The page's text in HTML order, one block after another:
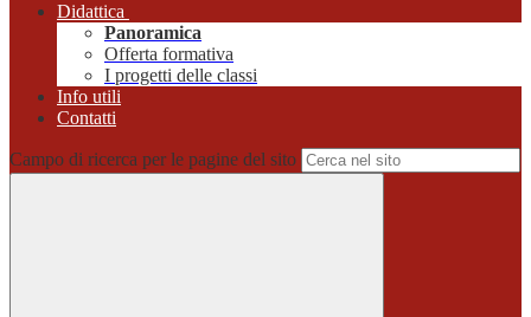
Didattica
Panoramica
Offerta formativa
I progetti delle classi
Info utili
Contatti
Campo di ricerca per le pagine del sito